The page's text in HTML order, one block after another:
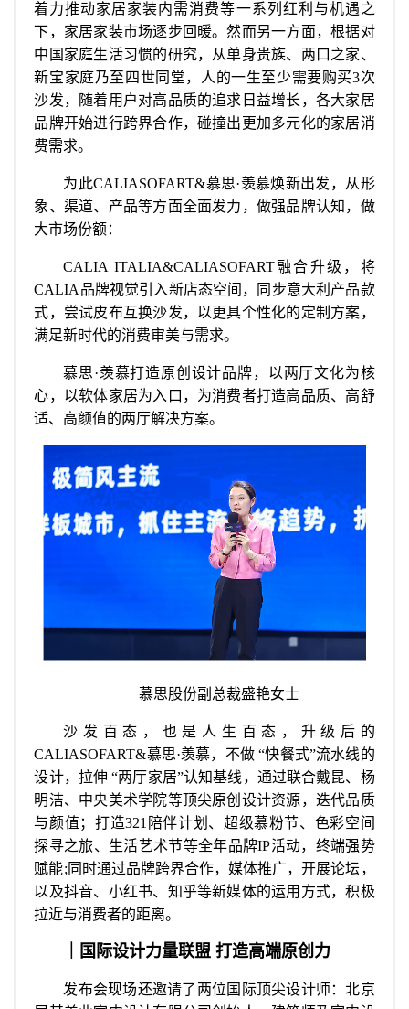
着力推动家居家装内需消费等一系列红利与机遇之
下，家居家装市场逐步回暖。然而另一方面，根据对
中国家庭生活习惯的研究，从单身贵族、两口之家、
新宝家庭乃至四世同堂，人的一生至少需要购买3次
沙发，随着用户对高品质的追求日益增长，各大家居
品牌开始进行跨界合作，碰撞出更加多元化的家居消
费需求。
为此CALIASOFART&慕思·羡慕焕新出发，从形
象、渠道、产品等方面全面发力，做强品牌认知，做
大市场份额：
CALIA ITALIA&CALIASOFART融合升级，将
CALIA品牌视觉引入新店态空间，同步意大利产品款
式，尝试皮布互换沙发，以更具个性化的定制方案，
满足新时代的消费审美与需求。
慕思·羡慕打造原创设计品牌，以两厅文化为核
心，以软体家居为入口，为消费者打造高品质、高舒
适、高颜值的两厅解决方案。
慕思股份副总裁盛艳女士
沙发百态，也是人生百态，升级后的
CALIASOFART&慕思·羡慕，不做 “快餐式”流水线的
设计，拉伸 “两厅家居”认知基线，通过联合戴昆、杨
明洁、中央美术学院等顶尖原创设计资源，迭代品质
与颜值；打造321陪伴计划、超级慕粉节、色彩空间
探寻之旅、生活艺术节等全年品牌IP活动，终端强势
赋能;同时通过品牌跨界合作，媒体推广，开展论坛，
以及抖音、小红书、知乎等新媒体的运用方式，积极
拉近与消费者的距离。
｜国际设计力量联盟 打造高端原创力
发布会现场还邀请了两位国际顶尖设计师：北京